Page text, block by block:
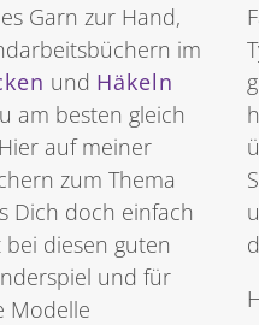
Garn zur Hand,
im
und Häkeln
am besten gleich
auf meiner
zum Thema
Dich doch einfach
diesen guten
und für
Modelle